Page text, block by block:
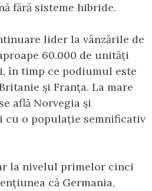
fără sisteme hibride.
lider la vânzările de
60.000 de unități
în timp ce podiumul este
și Franța. La mare
află Norvegia și
cu o populație semnificativ
la nivelul primelor cinci
că Germania,